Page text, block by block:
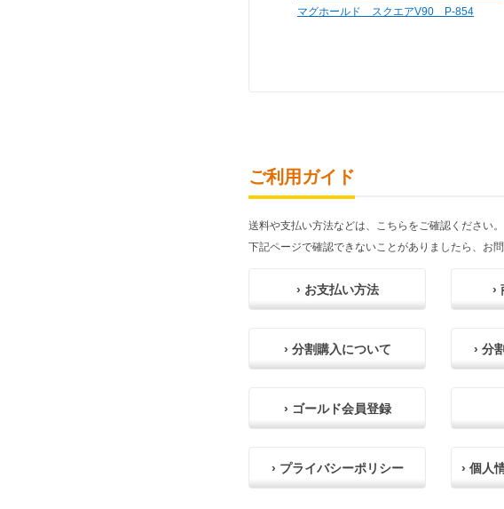
マグホールド スクエアV90 P-854
ご利用ガイド
送料や支払い方法などは、こちらをご確認ください。
下記ページで確認できないことがありましたら、お問
› お支払い方法 ›
› 分割購入について › 分
› ゴールド会員登録
› プライバシーポリシー › 個人